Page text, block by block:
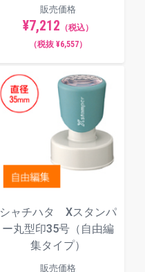
販売価格
¥7,212 （税込）
（税抜 ¥6,557）
シャチハタ Xスタンパ
ー丸型印35号（自由編
集タイプ）
販売価格